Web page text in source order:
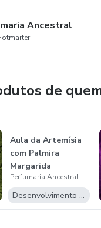
Ancestral
de
Aula da Artemísia
com Palmira
Margarida
Perfumaria Ancestral
Desenvolvimento Pessoal